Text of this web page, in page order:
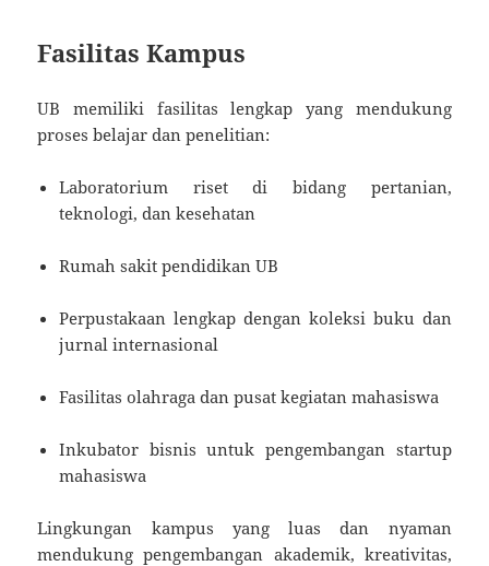
Fasilitas Kampus
UB memiliki fasilitas lengkap yang mendukung
proses belajar dan penelitian:
Laboratorium riset di bidang pertanian,
teknologi, dan kesehatan
Rumah sakit pendidikan UB
Perpustakaan lengkap dengan koleksi buku dan
jurnal internasional
Fasilitas olahraga dan pusat kegiatan mahasiswa
Inkubator bisnis untuk pengembangan startup
mahasiswa
Lingkungan kampus yang luas dan nyaman
mendukung pengembangan akademik, kreativitas,